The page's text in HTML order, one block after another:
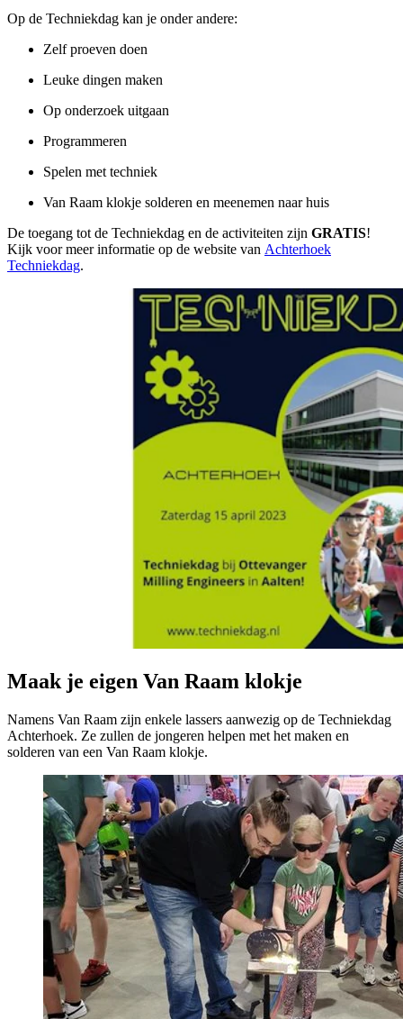
Op de Techniekdag kan je onder andere:
Zelf proeven doen
Leuke dingen maken
Op onderzoek uitgaan
Programmeren
Spelen met techniek
Van Raam klokje solderen en meenemen naar huis
De toegang tot de Techniekdag en de activiteiten zijn GRATIS!
Kijk voor meer informatie op de website van Achterhoek
Techniekdag.
Maak je eigen Van Raam klokje
Namens Van Raam zijn enkele lassers aanwezig op de Techniekdag
Achterhoek. Ze zullen de jongeren helpen met het maken en
solderen van een Van Raam klokje.